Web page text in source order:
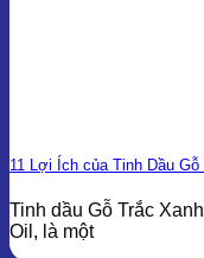
11 Lợi Ích của Tinh Dầu
Tinh dầu Gỗ Trắc
Oil, là một